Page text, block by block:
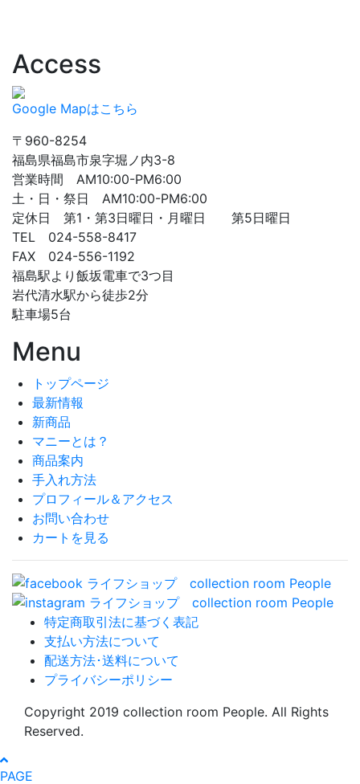
Access
Google Mapはこちら
〒960-8254
福島県福島市泉字堀ノ内3-8
営業時間 AM10:00-PM6:00
土・日・祭日 AM10:00-PM6:00
定休日 第1・第3日曜日・月曜日 第5日曜日
TEL 024-558-8417
FAX 024-556-1192
福島駅より飯坂電車で3つ目
岩代清水駅から徒歩2分
駐車場5台
Menu
トップページ
最新情報
新商品
マニーとは？
商品案内
手入れ方法
プロフィール＆アクセス
お問い合わせ
カートを見る
特定商取引法に基づく表記
支払い方法について
配送方法･送料について
プライバシーポリシー
Copyright 2019 collection room People. All Rights
Reserved.
PAGE